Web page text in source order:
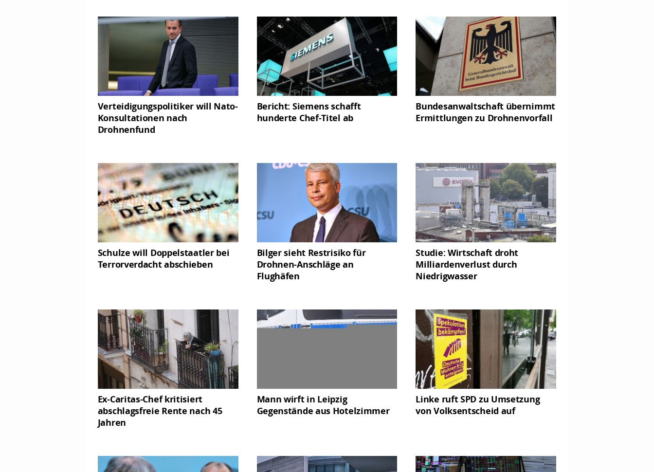
Verteidigungspolitiker will Nato-
Konsultationen nach
Drohnenfund
Bericht: Siemens schafft
hunderte Chef-Titel ab
Bundesanwaltschaft übernimmt
Ermittlungen zu Drohnenvorfall
Schulze will Doppelstaatler bei
Terrorverdacht abschieben
Bilger sieht Restrisiko für
Drohnen-Anschläge an
Flughäfen
Studie: Wirtschaft droht
Milliardenverlust durch
Niedrigwasser
Ex-Caritas-Chef kritisiert
abschlagsfreie Rente nach 45
Jahren
Mann wirft in Leipzig
Gegenstände aus Hotelzimmer
Linke ruft SPD zu Umsetzung
von Volksentscheid auf